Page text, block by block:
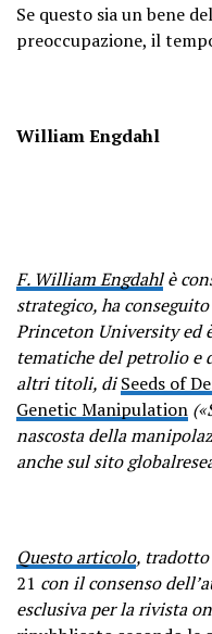
Se questo sia un bene
preoccupazione, il
William Engdahl
F. William Engdahlè
strategico, ha
Princeton University ed
tematiche del petrolio e
altri titoli, diSeeds of
Genetic Manipulation
nascosta della
anche sul sito
Questo articolo, tradotto
21 con il consenso
esclusiva per la rivista